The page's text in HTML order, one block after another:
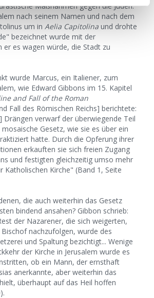
Maßnahmen gegen die Juden.
nach seinem Namen und nach dem
um in Aelia Capitolina und drohte
bezeichnet wurde mit der
er es wagen würde, die Stadt zu
wurde Marcus, ein Italiener, zum
wie Edward Gibbons im 15. Kapitel
and Fall of the Roman
Fall des Römischen Reichs] berichtete:
Drängen verwarf der überwiegende Teil
Gesetz, wie sie es über ein
hatte. Durch die Opferung ihrer
erkauften sie sich freien Zugang
und festigten gleichzeitig umso mehr
Katholischen Kirche" (Band 1, Seite
die auch weiterhin das Gesetz
bindend ansahen? Gibbon schrieb:
der Nazarener, die sich weigerten,
nachzufolgen, wurde des
und Spaltung bezichtigt... Wenige
der Kirche in Jerusalem wurde es
ob ein Mann, der ernsthaft
anerkannte, aber weiterhin das
überhaupt auf das Heil hoffen